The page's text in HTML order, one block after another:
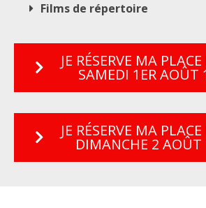
Films de répertoire
JE RÉSERVE MA
SAMEDI 1ER AOÛT
JE RÉSERVE MA
DIMANCHE 2